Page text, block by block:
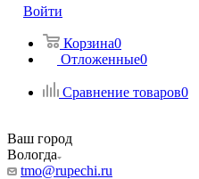
Войти
Корзина0
Отложенные0
Сравнение товаров0
Ваш город
Вологда
tmo@rupechi.ru